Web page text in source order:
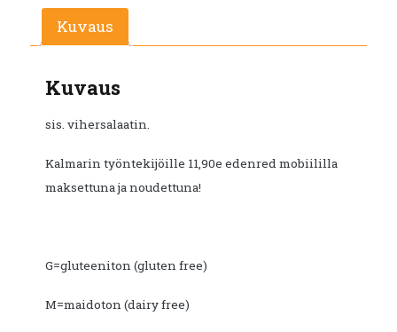
Kuvaus
Kuvaus
sis. vihersalaatin.
Kalmarin työntekijöille 11,90e edenred mobiililla
maksettuna ja noudettuna!
G=gluteeniton (gluten free)
M=maidoton (dairy free)